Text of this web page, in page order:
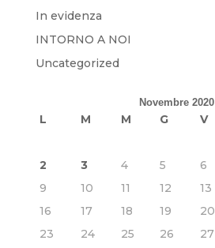
In evidenza
INTORNO A NOI
Uncategorized
Novembre 2020
L M M G V
2
3 4 5 6
9
10 11 12 13
16
17 18 19 20
23
24 25 26 27